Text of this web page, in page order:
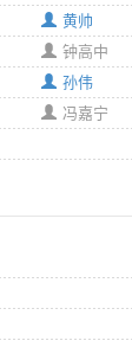
黄帅
钟高中
孙伟
冯嘉宁